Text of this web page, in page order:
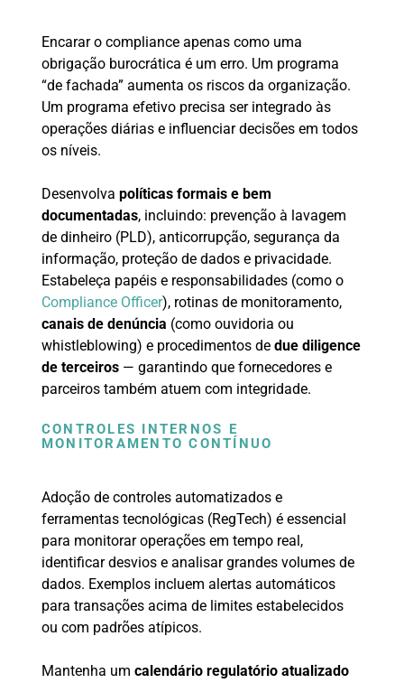
Encarar o compliance apenas como uma
obrigação burocrática é um erro. Um programa
“de fachada” aumenta os riscos da organização.
Um programa efetivo precisa ser integrado às
operações diárias e influenciar decisões em todos
os níveis.
Desenvolva políticas formais e bem
documentadas, incluindo: prevenção à lavagem
de dinheiro (PLD), anticorrupção, segurança da
informação, proteção de dados e privacidade.
Estabeleça papéis e responsabilidades (como o
Compliance Officer), rotinas de monitoramento,
canais de denúncia (como ouvidoria ou
whistleblowing) e procedimentos de due diligence
de terceiros— garantindo que fornecedores e
parceiros também atuem com integridade.
CONTROLES INTERNOS E
MONITORAMENTO CONTÍNUO
Adoção de controles automatizados e
ferramentas tecnológicas (RegTech) é essencial
para monitorar operações em tempo real,
identificar desvios e analisar grandes volumes de
dados. Exemplos incluem alertas automáticos
para transações acima de limites estabelecidos
ou com padrões atípicos.
Mantenha um calendário regulatório atualizado